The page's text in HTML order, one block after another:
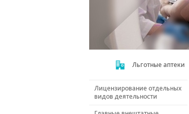
Льготные аптеки
Лицензирование отдельных
видов деятельности